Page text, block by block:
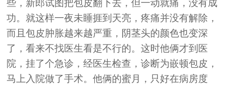
些，新郎试图把包皮翻下去，但一动就痛，没有成
功。就这样一夜未睡捱到天亮，疼痛并没有解除，
而且包皮肿胀越来越严重，阴茎头的颜色也变深
了，看来不找医生看是不行的。这时他俩才到医
院，挂了个急诊，经医生检查，诊断为嵌顿包皮，
马上入院做了手术。他俩的蜜月，只好在病房度